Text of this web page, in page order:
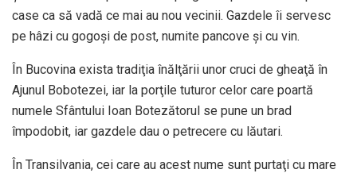
case ca să vadă ce mai au nou vecinii. Gazdele îi servesc
pe hâzi cu gogoşi de post, numite pancove şi cu vin.
În Bucovina exista tradiţia înălţării unor cruci de gheaţă în
Ajunul Bobotezei, iar la porţile tuturor celor care poartă
numele Sfântului Ioan Botezătorul se pune un brad
împodobit, iar gazdele dau o petrecere cu lăutari.
În Transilvania, cei care au acest nume sunt purtaţi cu mare